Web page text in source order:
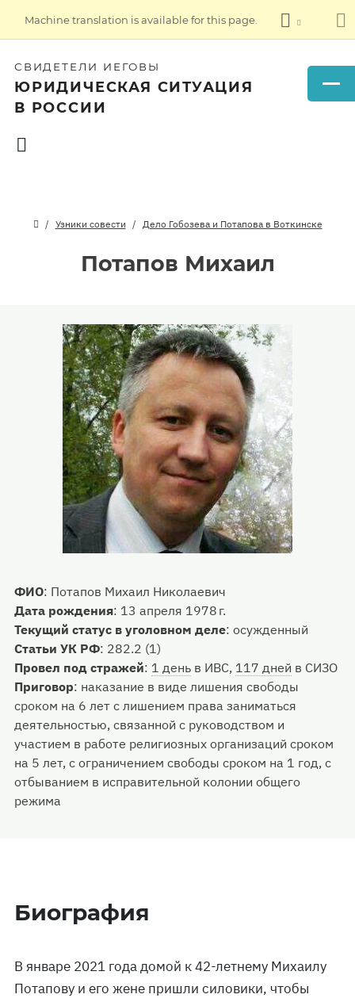
Machine translation is available for this page.
СВИДЕТЕЛИ ИЕГОВЫ
ЮРИДИЧЕСКАЯ СИТУАЦИЯ
В РОССИИ
Узники совести Дело Гобозева и Потапова в Воткинске
Потапов Михаил
ФИО: Потапов Михаил Николаевич
Дата рождения: 13 апреля 1978 г.
Текущий статус в уголовном деле: осужденный
Статьи УК РФ: 282.2 (1)
Провел под стражей: 1 день в ИВС, 117 дней в СИЗО
Приговор: наказание в виде лишения свободы
сроком на 6 лет с лишением права заниматься
деятельностью, связанной с руководством и
участием в работе религиозных организаций сроком
на 5 лет, с ограничением свободы сроком на 1 год, с
отбыванием в исправительной колонии общего
режима
Биография
В январе 2021 года домой к 42-летнему Михаилу
Потапову и его жене пришли силовики, чтобы